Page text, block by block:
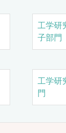
工学研
子部門
工学研
門